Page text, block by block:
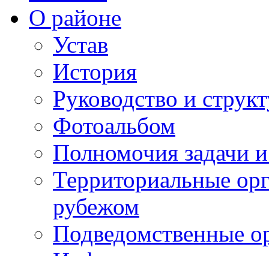
О районе
Устав
История
Руководство и
Фотоальбом
Полномочия задачи
Территориальные
рубежом
Подведомственные